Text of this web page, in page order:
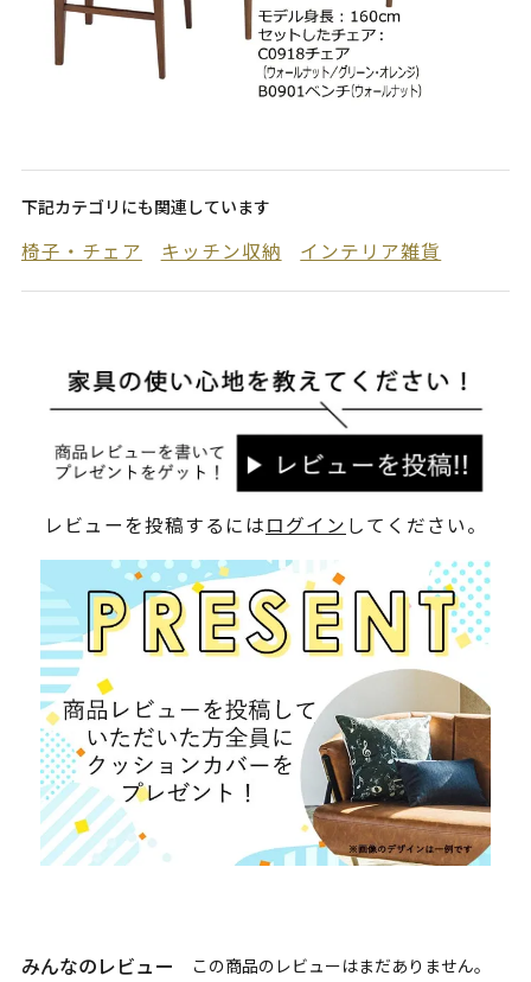
下記カテゴリにも関連しています
椅子・チェア キッチン収納 インテリア雑貨
レビューを投稿するにはログイン してください。
みんなのレビュー この商品のレビューはまだありません。